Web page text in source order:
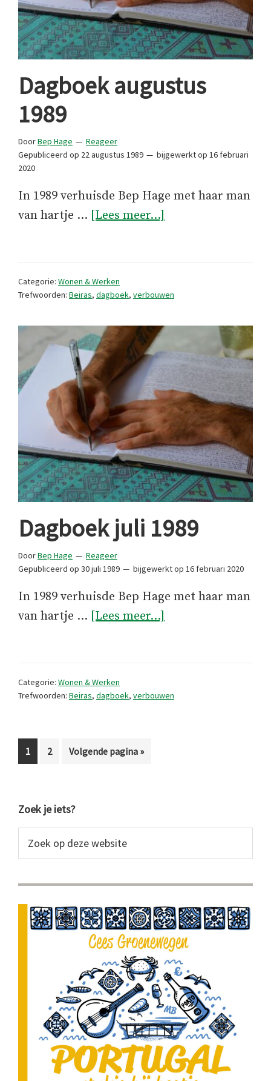
Dagboek augustus
1989
DoorBep Hage
Reageer
Gepubliceerd op 22 augustus 1989 bijgewerkt op 16 februari
2020
In 1989 verhuisde Bep Hage met haar man
van hartje … [Lees meer...]
Categorie: Wonen & Werken
Trefwoorden: Beiras, dagboek, verbouwen
Dagboek juli 1989
DoorBep Hage
Reageer
Gepubliceerd op 30 juli 1989 bijgewerkt op 16 februari 2020
In 1989 verhuisde Bep Hage met haar man
van hartje … [Lees meer...]
Categorie: Wonen & Werken
Trefwoorden: Beiras, dagboek, verbouwen
Pagina
1 Pagina
2
Ga
Volgende pagina »
Primaire
Sidebar
Zoek je iets?
op
website